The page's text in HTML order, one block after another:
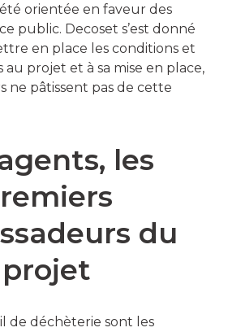
orientée en faveur des
public. Decoset s’est donné
en place les conditions et
au projet et à sa mise en place,
ne pâtissent pas de cette
les
du
projet
de déchèterie sont les